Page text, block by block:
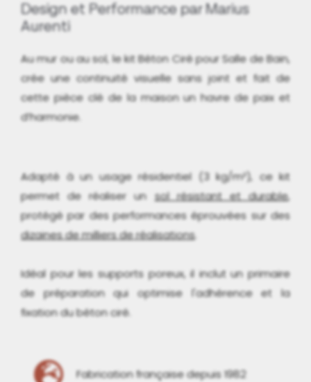
Design et Performance par Marius
Aurenti
Au mur ou au sol, le kit Béton Ciré pour Salle de Bain,
crée une continuité visuelle sans joint et fait de
cette pièce clé de la maison un havre de paix et
d’harmonie.
Adapté à un usage résidentiel (3 kg/m²), ce kit
permet de réaliser unsol résistant et durable,
protégé par des performances éprouvées sur des
dizaines de milliers de réalisations.
Idéal pour les supports poreux, il inclut un primaire
de préparation qui optimise l'adhérence et la
fixation du béton ciré.
Fabrication française depuis 1982